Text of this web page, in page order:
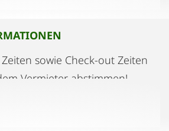
sowie Check-out Zeiten
Vermieter abstimmen!